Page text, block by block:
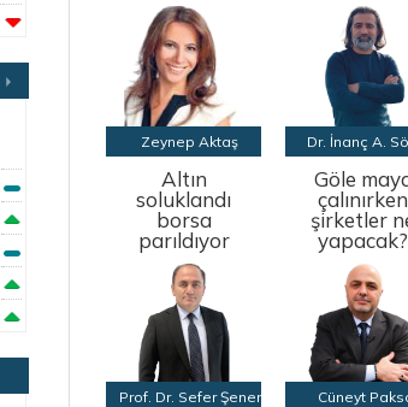
Zeynep Aktaş
Altın
soluklandı
borsa
parıldıyor
Dr. İnanç A.
Göle
çalınırken
şirketler
yapacak?
Prof. Dr. Sefer Şener Cüneyt